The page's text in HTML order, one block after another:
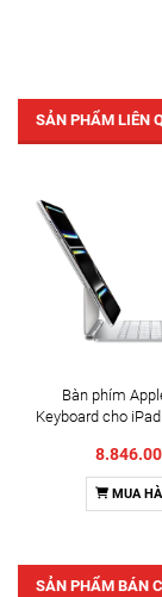
SẢN PHẨM LIÊN
Bàn phím
Keyboard cho
MUA
SẢN PHẨM BÁN